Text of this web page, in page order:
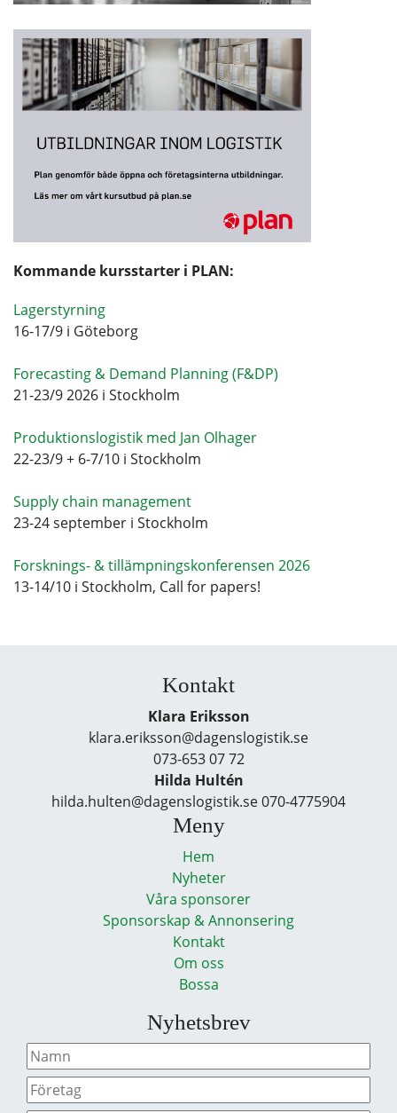
Kommande kursstarter i PLAN:
Lagerstyrning
16-17/9 i Göteborg
Forecasting & Demand Planning (F&DP)
21-23/9 2026 i Stockholm
Produktionslogistik med Jan Olhager
22-23/9 + 6-7/10 i Stockholm
Supply chain management
23-24 september i Stockholm
Forsknings- & tillämpningskonferensen 2026
13-14/10 i Stockholm, Call for papers!
Kontakt
Klara Eriksson
klara.eriksson@dagenslogistik.se
073-653 07 72
Hilda Hultén
hilda.hulten@dagenslogistik.se 070-4775904
Meny
Hem
Nyheter
Våra sponsorer
Sponsorskap & Annonsering
Kontakt
Om oss
Bossa
Nyhetsbrev